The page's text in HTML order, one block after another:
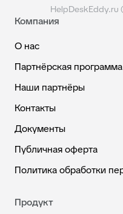
Компания
О нас
Партнёрская программа
Наши партнёры
Контакты
Документы
Публичная оферта
Политика обработки
Продукт